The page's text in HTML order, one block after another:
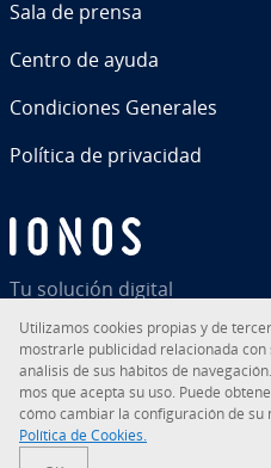
Tu solución digital
Sala de prensa
Centro de ayuda
Co­n­di­cio­nes Generales
Política de pri­va­ci­dad
© 2026IONOS Inc.
RSS LinkedIntiktok
Uti­li­za­mos cookies propias y de
mostrarle pu­bli­ci­dad re­la­cio­na­da
análisis de sus hábitos de
mos que acepta su uso. Puede
cómo cambiar la co­n­fi­gu­ra­ción de su
Política de Cookies.